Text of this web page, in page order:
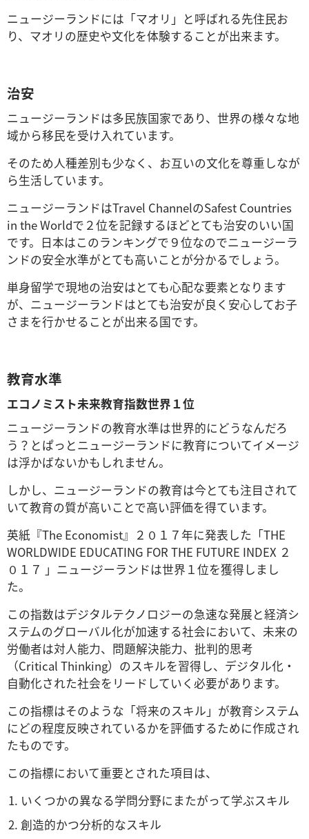
ニュージーランドには「マオリ」と呼ばれる先住民お
り、マオリの歴史や文化を体験することが出来ます。
治安
ニュージーランドは多民族国家であり、世界の様々な地
域から移民を受け入れています。
そのため人種差別も少なく、お互いの文化を尊重しなが
ら生活しています。
ニュージーランドはTravel ChannelのSafest Countries
in the Worldで２位を記録するほどとても治安のいい国
です。日本はこのランキングで９位なのでニュージーラ
ンドの安全水準がとても高いことが分かるでしょう。
単身留学で現地の治安はとても心配な要素となります
が、ニュージーランドはとても治安が良く安心してお子
さまを行かせることが出来る国です。
教育水準
エコノミスト未来教育指数世界１位
ニュージーランドの教育水準は世界的にどうなんだろ
う？とぱっとニュージーランドに教育についてイメージ
は浮かばないかもしれません。
しかし、ニュージーランドの教育は今とても注目されて
いて教育の質が高いことで高い評価を得ています。
英紙『The Economist』２０１７年に発表した「THE
WORLDWIDE EDUCATING FOR THE FUTURE INDEX ２
０１７ 」ニュージーランドは世界１位を獲得しまし
た。
この指数はデジタルテクノロジーの急速な発展と経済シ
ステムのグローバル化が加速する社会において、未来の
労働者は対人能力、問題解決能力、批判的思考
（Critical Thinking）のスキルを習得し、デジタル化・
自動化された社会をリードしていく必要があります。
この指標はそのような「将来のスキル」が教育システム
にどの程度反映されているかを評価するために作成され
たものです。
この指標において重要とされた項目は、
いくつかの異なる学問分野にまたがって学ぶスキル
創造的かつ分析的なスキル